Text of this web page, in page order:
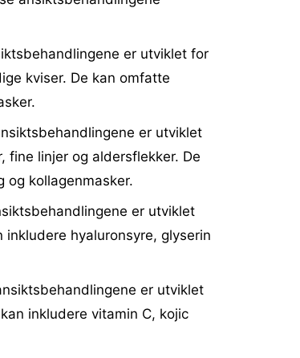
er utviklet for
kviser. De kan omfatte
er utviklet
fine linjer og aldersflekker. De
og kollagenmasker.
er utviklet
hyaluronsyre, glyserin
er utviklet
inkludere vitamin C, kojic